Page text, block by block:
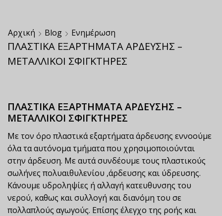
Αρχική Blog Ενημέρωση
ΠΛΑΣΤΙΚΑ ΕΞΑΡΤΗΜΑΤΑ ΑΡΔΕΥΣΗΣ –
ΜΕΤΑΛΛΙΚΟΙ ΣΦΙΓΚΤΗΡΕΣ
ΠΛΑΣΤΙΚΑ ΕΞΑΡΤΗΜΑΤΑ ΑΡΔΕΥΣΗΣ –
ΜΕΤΑΛΛΙΚΟΙ ΣΦΙΓΚΤΗΡΕΣ
Με τον όρο πλαστικά εξαρτήματα άρδευσης εννοούμε
όλα τα αυτόνομα τμήματα που χρησιμοποιούνται
στην άρδευση. Με αυτά συνδέουμε τους πλαστικούς
σωλήνες πολυαιθυλενίου ,άρδευσης και ύδρευσης.
Κάνουμε υδροληψίες ή αλλαγή κατευθυνσης του
νερού, καθως και συλλογή και διανόμη του σε
πολλαπλούς αγωγούς. Επίσης έλεγχο της ροής και